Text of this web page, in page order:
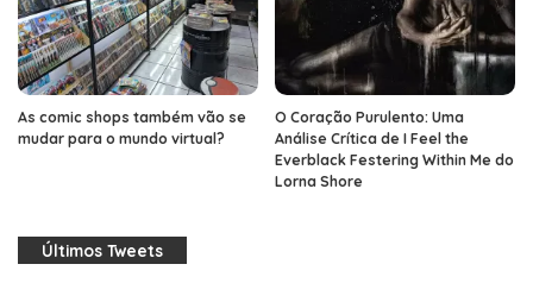
As comic shops também vão se
mudar para o mundo virtual?
O Coração Purulento: Uma
Análise Crítica de I Feel the
Everblack Festering Within Me do
Lorna Shore
Últimos Tweets